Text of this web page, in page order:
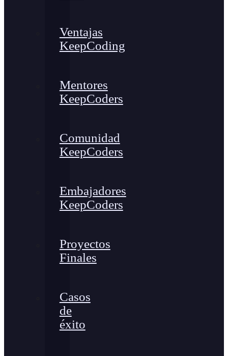
Ventajas
KeepCoding
Mentores
KeepCoders
Comunidad
KeepCoders
Embajadores
KeepCoders
Proyectos
Finales
Casos
de
éxito